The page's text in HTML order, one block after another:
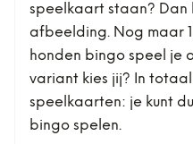
speelkaart staan? Dan
afbeelding. Nog maar
honden bingo speel je
variant kies jij? In
speelkaarten: je kunt
bingo spelen.